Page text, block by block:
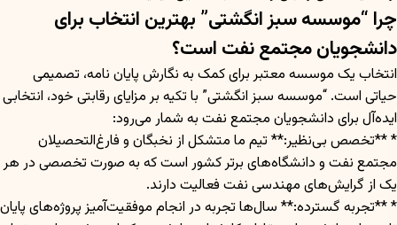
چرا “موسسه سبز انگشتی” بهترین انتخاب برای
دانشجویان مجتمع نفت است؟
انتخاب یک موسسه معتبر برای کمک به نگارش پایان نامه، تصمیمی
حیاتی است. “موسسه سبز انگشتی” با تکیه بر مزایای رقابتی خود، انتخابی
ایده‌آل برای دانشجویان مجتمع نفت به شمار می‌رود:
* **تخصص بی‌نظیر:** تیم ما متشکل از نخبگان و فارغ‌التحصیلان
مجتمع نفت و دانشگاه‌های برتر کشور است که به صورت تخصصی در هر
یک از گرایش‌های مهندسی نفت فعالیت دارند.
* **تجربه گسترده:** سال‌ها تجربه در انجام موفقیت‌آمیز پروژه‌های پایان